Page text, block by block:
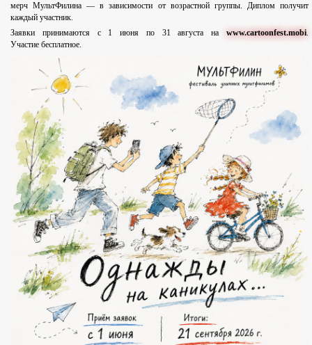
мерч МультФилина — в зависимости от возрастной группы. Диплом получит
каждый участник.
Заявки принимаются с 1 июня по 31 августа на www.cartoonfest.mobi.
Участие бесплатное.